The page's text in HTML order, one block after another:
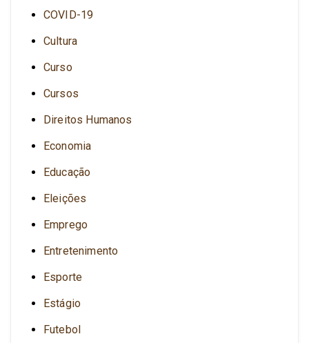
COVID-19
Cultura
Curso
Cursos
Direitos Humanos
Economia
Educação
Eleições
Emprego
Entretenimento
Esporte
Estágio
Futebol